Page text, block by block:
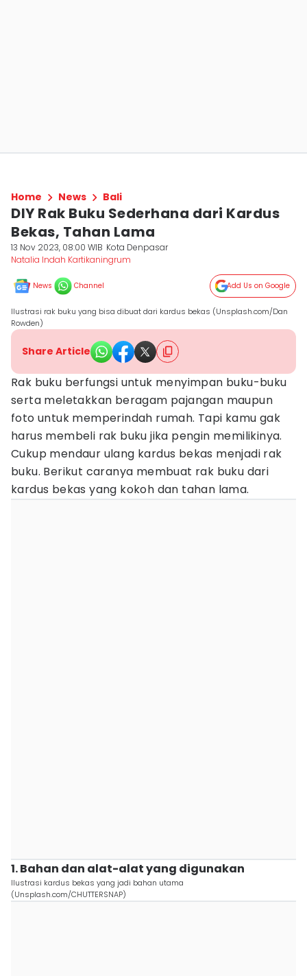
Home News Bali
DIY Rak Buku Sederhana dari Kardus
Bekas, Tahan Lama
13 Nov 2023, 08:00 WIB Kota Denpasar
Natalia Indah Kartikaningrum
News Channel Add Us on Google
Ilustrasi rak buku yang bisa dibuat dari kardus bekas (Unsplash.com/Dan
Rowden)
Share Article
Rak buku berfungsi untuk menyimpan buku-buku
serta meletakkan beragam pajangan maupun
foto untuk memperindah rumah. Tapi kamu gak
harus membeli rak buku jika pengin memilikinya.
Cukup mendaur ulang kardus bekas menjadi rak
buku. Berikut caranya membuat rak buku dari
kardus bekas yang kokoh dan tahan lama.
1. Bahan dan alat-alat yang digunakan
Ilustrasi kardus bekas yang jadi bahan utama
(Unsplash.com/CHUTTERSNAP)